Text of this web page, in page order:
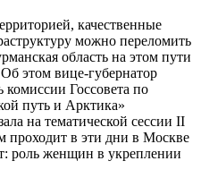
качественные
можно переломить
область на этом пути
этом вице-губернатор
комиссии Госсовета по
путь и Арктика»
на тематической сессии II
в эти дни в Москве
роль женщин в укреплении